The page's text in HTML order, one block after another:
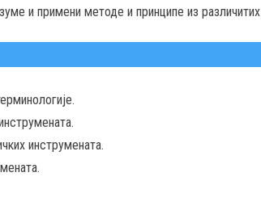
и примени методе и принципе из различитих
инструмената.